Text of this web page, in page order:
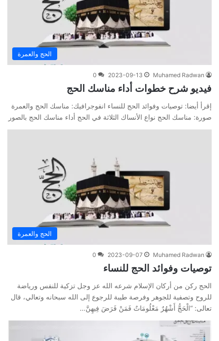
الحج والعمرة
Muhamed Radwan
2023-09-13
0
فيديو شرح خطوات أداء مناسك الحج
إقرأ أيضا: توصيات وفوائد الحج للنساء انفوجرافيك: مناسك الحج والعمرة
صورة: مناسك الحج نواع الأنساك الثلاثة في الحج أداء مناسك الحج بالصور
الحج والعمرة
Muhamed Radwan
2023-09-07
0
توصيات وفوائد الحج للنساء
الحج ركن من أركان الإسلام شرعه الله عز وجل تزكية للنفس ورياضة
للروح وتصفية للجوهر وفرصة طيبة للرجوع إلى الله سبحانه وتعالي، قال
تعالى: “الْحَجُّ أَشْهُرٌ مَعْلُومَاتٌ فَمَنْ فَرَضَ فِيهِنَّ…